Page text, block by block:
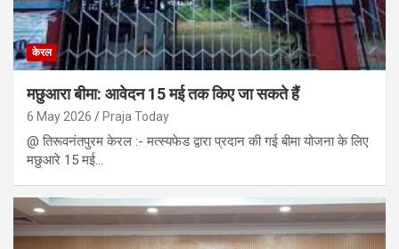
केरल
मछुआरा बीमा: आवेदन 15 मई तक किए जा सकते हैं
6 May 2026 Praja Today
@ तिरूवनंतपुरम केरल :- मत्स्यफेड द्वारा प्रदान की गई बीमा योजना के लिए
मछुआरे 15 मई…